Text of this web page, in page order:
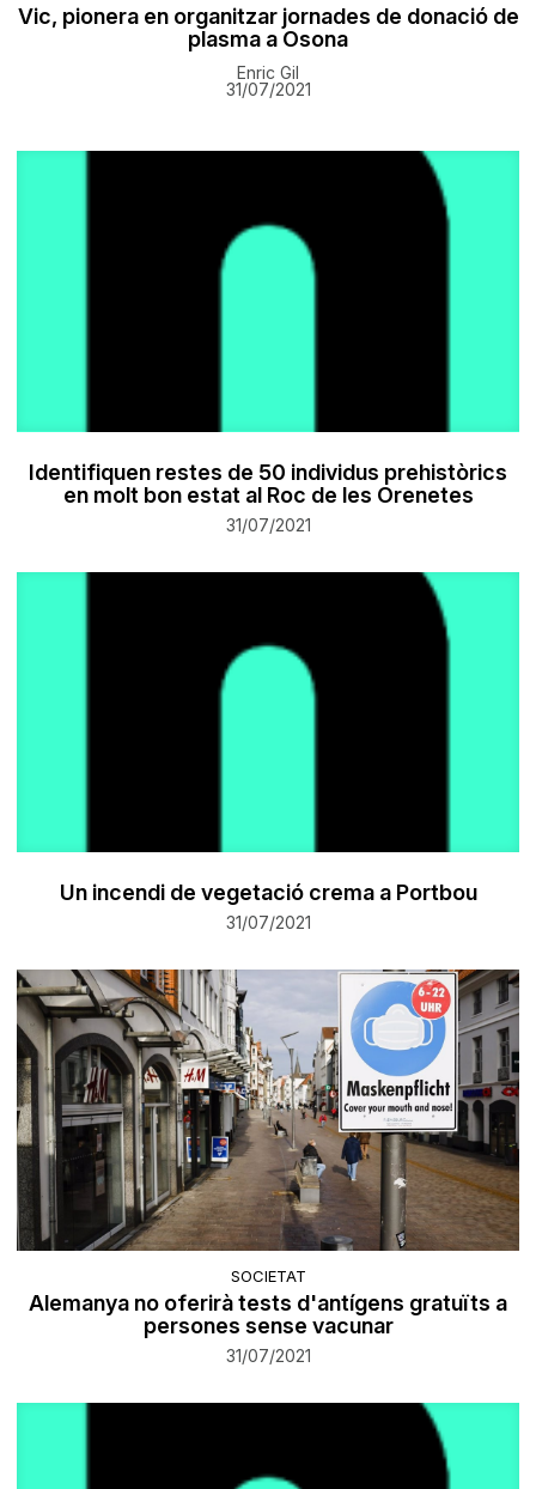
Vic, pionera en organitzar jornades de donació de
plasma a Osona
Enric Gil
31/07/2021
Identifiquen restes de 50 individus prehistòrics
en molt bon estat al Roc de les Orenetes
31/07/2021
Un incendi de vegetació crema a Portbou
31/07/2021
SOCIETAT
Alemanya no oferirà tests d'antígens gratuïts a
persones sense vacunar
31/07/2021